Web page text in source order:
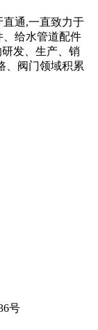
直通,一直致力于
、给水管道配件
研发、生产、销
、阀门领域积累
号